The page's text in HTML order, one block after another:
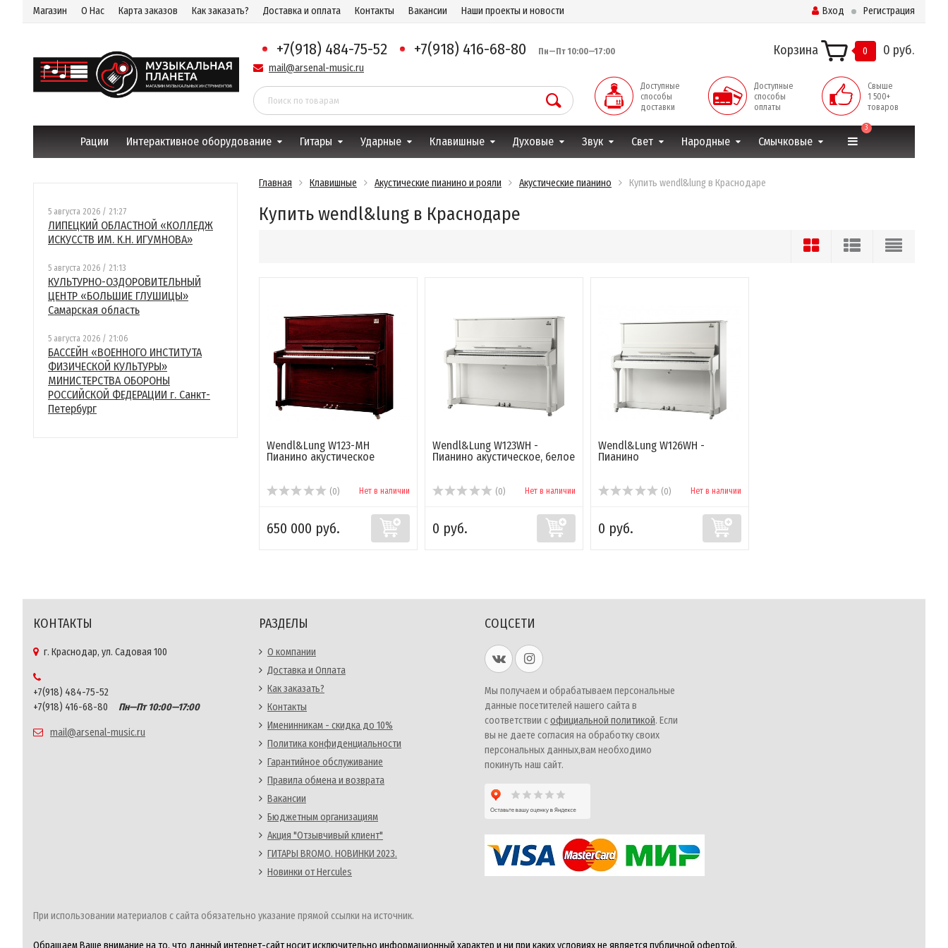
Магазин О Нас Карта заказов Как заказать? Доставка и оплата Контакты Вакансии Наши проекты и новости Вход Регистрация
+7(918) 484-75-52 +7(918) 416-68-80 Пн—Пт 10:00—17:00
mail@arsenal-music.ru
Корзина 0 0 руб.
Доступные
способы
доставки
Доступные
способы
оплаты
Свыше
1 500+
товаров
Рации Интерактивное оборудование Гитары Ударные Клавишные Духовые Звук Свет Народные Смычковые
3
5 августа 2026 / 21:27
ЛИПЕЦКИЙ ОБЛАСТНОЙ «КОЛЛЕДЖ
ИСКУССТВ ИМ. К.Н. ИГУМНОВА»
5 августа 2026 / 21:13
КУЛЬТУРНО-ОЗДОРОВИТЕЛЬНЫЙ
ЦЕНТР «БОЛЬШИЕ ГЛУШИЦЫ»
Самарская область
5 августа 2026 / 21:06
БАССЕЙН «ВОЕННОГО ИНСТИТУТА
ФИЗИЧЕСКОЙ КУЛЬТУРЫ»
МИНИСТЕРСТВА ОБОРОНЫ
РОССИЙСКОЙ ФЕДЕРАЦИИ г. Санкт-
Петербург
Главная Клавишные Акустические пианино и рояли Акустические пианино Купить wendl&lung в Краснодаре
Купить wendl&lung в Краснодаре
Wendl&Lung W123-MH
Пианино акустическое
(0) Нет в наличии
650 000 руб.
Wendl&Lung W123WH -
Пианино акустическое, белое
(0) Нет в наличии
0 руб.
Wendl&Lung W126WH -
Пианино
(0) Нет в наличии
0 руб.
КОНТАКТЫ
г. Краснодар, ул. Садовая 100
+7(918) 484-75-52
+7(918) 416-68-80
Пн—Пт 10:00—17:00
mail@arsenal-music.ru
РАЗДЕЛЫ
О компании
Доставка и Оплата
Как заказать?
Контакты
Именинникам - скидка до 10%
Политика конфиденциальности
Гарантийное обслуживание
Правила обмена и возврата
Вакансии
Бюджетным организациям
Акция "Отзывчивый клиент"
ГИТАРЫ BROMO. НОВИНКИ 2023.
Новинки от Hercules
СОЦСЕТИ
Мы получаем и обрабатываем персональные
данные посетителей нашего сайта в
соответствии софициальной политикой. Если
вы не даете согласия на обработку своих
персональных данных,вам необходимо
покинуть наш сайт.
При использовании материалов с сайта обязательно указание прямой ссылки на источник.
Обращаем Ваше внимание на то, что данный интернет-сайт носит исключительно информационный характер и ни при каких условиях не является публичной офертой,